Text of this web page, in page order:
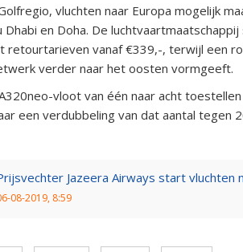
vluchten naar Europa mogelijk
Dhabi en Doha. De
retourtarieven vanaf €339,-, terwijl een
verder naar het oosten vormgeeft.
vloot van één naar acht
een verdubbeling van dat aantal tegen
Jazeera Airways start vluchten
08-2019, 8:59